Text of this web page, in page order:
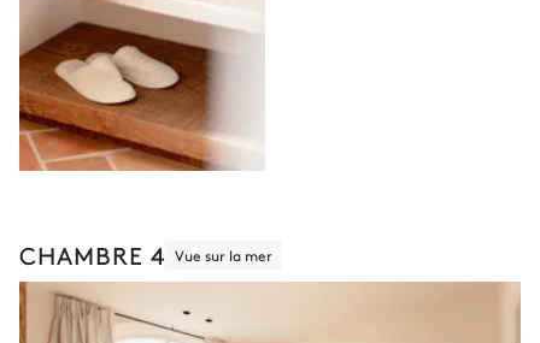
CHAMBRE 4 Vue sur la mer